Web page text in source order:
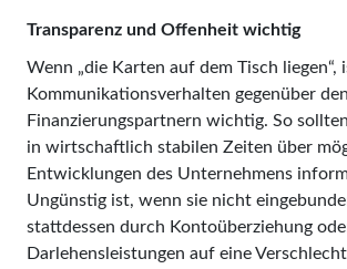
Transparenz und Offenheit wichtig
Wenn „die Karten auf dem Tisch liegen“,
Kom­munikationsverhalten gegenüber den
Finanzierungspartnern wichtig. So
in wirtschaftlich stabilen Zeiten über
Entwicklungen des Unternehmens
Ungünstig ist, wenn sie nicht
stattdessen durch Kontoüberziehung
Darlehensleistungen auf eine